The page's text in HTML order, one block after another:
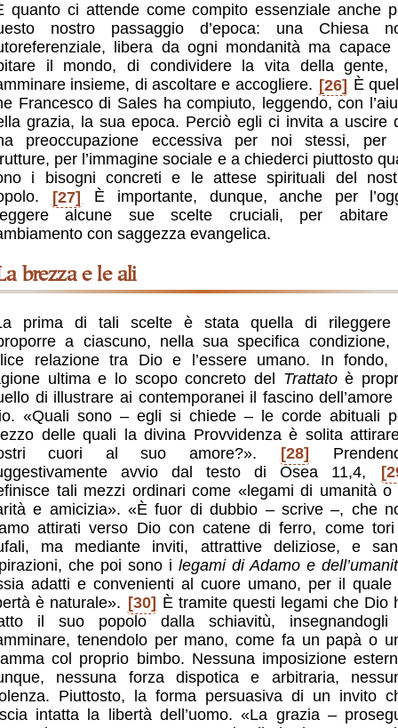
quanto ci attende come compito essenziale anche
nostro passaggio d’epoca: una Chiesa
libera da ogni mondanità ma capace
il mondo, di condividere la vita della gente,
insieme, di ascoltare e accogliere. [26] È
Francesco di Sales ha compiuto, leggendo, con
grazia, la sua epoca. Perciò egli ci invita a uscire
preoccupazione eccessiva per noi stessi, per
per l’immagine sociale e a chiederci piuttosto
i bisogni concreti e le attese spirituali del
[27]
È importante, dunque, anche per
alcune sue scelte cruciali, per
con saggezza evangelica.
La brezza e le ali
prima di tali scelte è stata quella di
a ciascuno, nella sua specifica condizione,
relazione tra Dio e l’essere umano. In fondo,
ultima e lo scopo concreto del Trattatoè
di illustrare ai contemporanei il fascino dell’amore
«Quali sono – egli si chiede – le corde abituali
delle quali la divina Provvidenza è solita
cuori al suo amore?».
[28]
avvio dal testo di Osea 11,4,
tali mezzi ordinari come «legami di umanità o
e amicizia». «È fuor di dubbio – scrive –, che
attirati verso Dio con catene di ferro, come
ma mediante inviti, attrattive deliziose, e
che poi sono ilegami di Adamo e
adatti e convenienti al cuore umano, per il quale
è naturale». [30] È tramite questi legami che Dio
il suo popolo dalla schiavitù,
tenendolo per mano, come fa un papà o
col proprio bimbo. Nessuna imposizione
nessuna forza dispotica e arbitraria,
Piuttosto, la forma persuasiva di un invito
intatta la libertà dell’uomo. «La grazia –